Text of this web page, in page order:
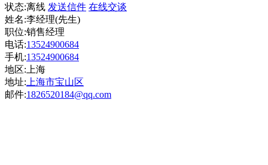
状态:离线 发送信件 在线交谈
姓名:李经理(先生)
职位:销售经理
电话:13524900684
手机:13524900684
地区:上海
地址: 上海市宝山区
邮件:1826520184@qq.com